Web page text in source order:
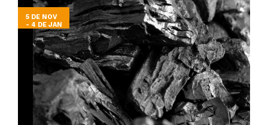
5 DE NOV
- 4 DE JAN